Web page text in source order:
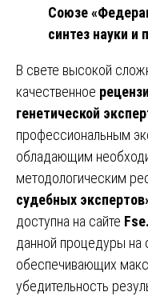
Союзе
синтез науки и
В свете высокой
качественное
генетической
профессиональным
обладающим
методологическим
судебных
доступна на сайте
данной процедуры на
обеспечивающих
убедительность